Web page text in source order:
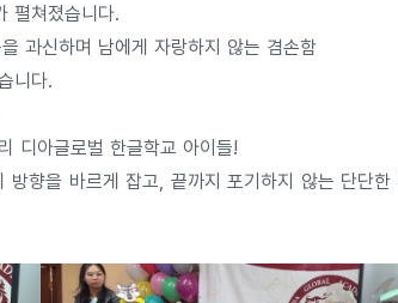
펼쳐졌습니다.
과신하며 남에게 자랑하지 않는 겸손함
니다.
디아글로벌 한글학교 아이들!
향을 바르게 잡고, 끝까지 포기하지 않는 단단